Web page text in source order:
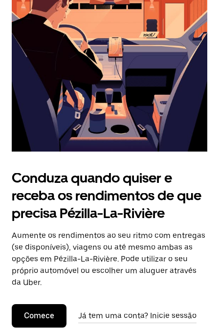
selecionar
uma
data.
Prima
o
botão
o
calendário.
Conduza quando quiser e
receba os rendimentos de que
precisa Pézilla-La-Rivière
Aumente os rendimentos ao seu ritmo com entregas
(se disponíveis), viagens ou até mesmo ambas as
opções em Pézilla-La-Rivière. Pode utilizar o seu
próprio automóvel ou escolher um aluguer através
da Uber.
Comece Já tem uma conta? Inicie sessão